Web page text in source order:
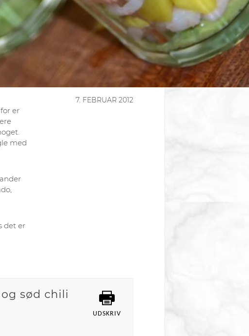
7. FEBRUAR 2012
er
med
det er
UDSKRIV
sød chili